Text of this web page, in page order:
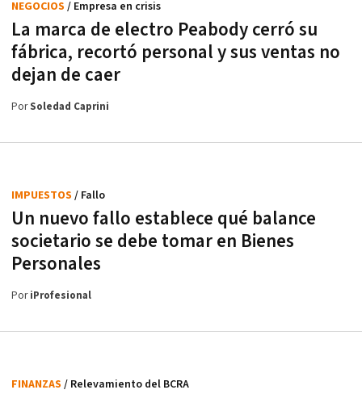
La marca de electro Peabody cerró su
fábrica, recortó personal y sus ventas no
dejan de caer
NEGOCIOS / Empresa en crisis
PorSoledad Caprini
Un nuevo fallo establece qué balance
societario se debe tomar en Bienes
Personales
IMPUESTOS / Fallo
PoriProfesional
FINANZAS / Relevamiento del BCRA